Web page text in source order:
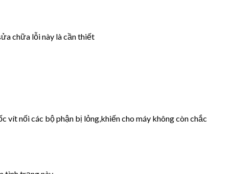
chữa lỗi này là cần thiết
vít nối các bộ phận bị lỏng,khiến cho máy không còn chắc